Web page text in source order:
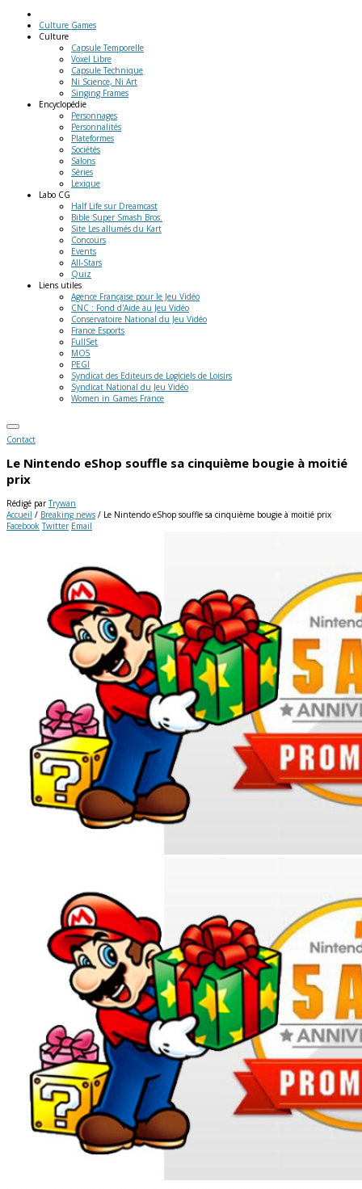
Culture Games
Culture
Capsule Temporelle
Voxel Libre
Capsule Technique
Ni Science, Ni Art
Singing Frames
Encyclopédie
Personnages
Personnalités
Plateformes
Sociétés
Salons
Séries
Lexique
Labo CG
Half Life sur Dreamcast
Bible Super Smash Bros.
Site Les allumés du Kart
Concours
Events
All-Stars
Quiz
Liens utiles
Agence Française pour le Jeu Vidéo
CNC : Fond d'Aide au Jeu Vidéo
Conservatoire National du Jeu Vidéo
France Esports
FullSet
MO5
PEGI
Syndicat des Editeurs de Logiciels de Loisirs
Syndicat National du Jeu Vidéo
Women in Games France
Contact
Le Nintendo eShop souffle sa cinquième bougie à moitié
prix
Rédigé parTrywan
Accueil / Breaking news / Le Nintendo eShop souffle sa cinquième bougie à moitié prix
Facebook Twitter Email